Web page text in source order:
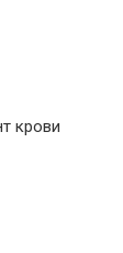
крови